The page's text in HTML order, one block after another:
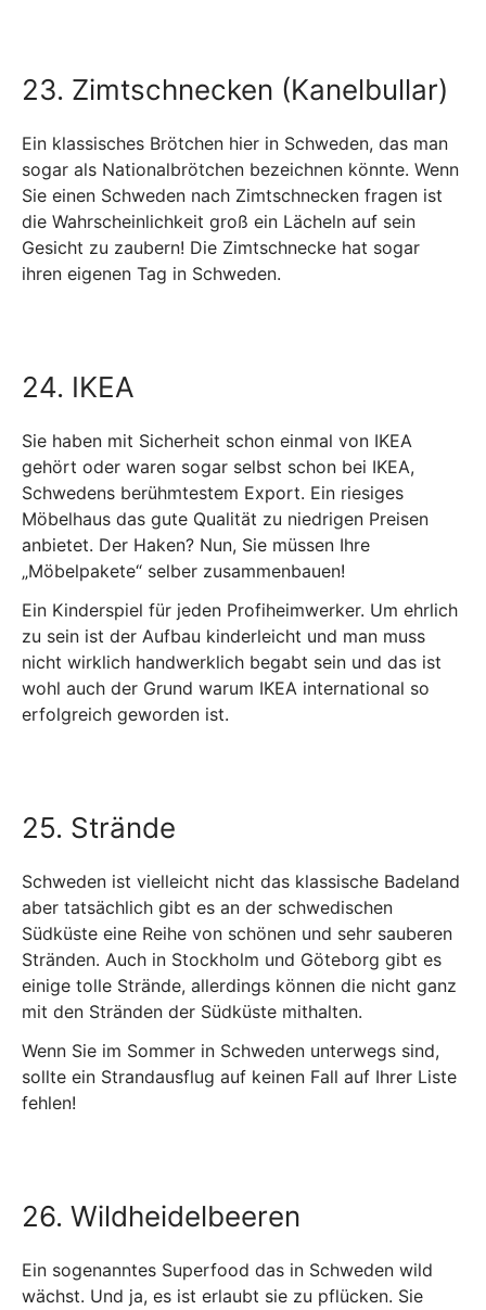
23. Zimtschnecken (Kanelbullar)
Ein klassisches Brötchen hier in Schweden, das man
sogar als Nationalbrötchen bezeichnen könnte. Wenn
Sie einen Schweden nach Zimtschnecken fragen ist
die Wahrscheinlichkeit groß ein Lächeln auf sein
Gesicht zu zaubern! Die Zimtschnecke hat sogar
ihren eigenen Tag in Schweden.
24. IKEA
Sie haben mit Sicherheit schon einmal von IKEA
gehört oder waren sogar selbst schon bei IKEA,
Schwedens berühmtestem Export. Ein riesiges
Möbelhaus das gute Qualität zu niedrigen Preisen
anbietet. Der Haken? Nun, Sie müssen Ihre
„Möbelpakete“ selber zusammenbauen!
Ein Kinderspiel für jeden Profiheimwerker. Um ehrlich
zu sein ist der Aufbau kinderleicht und man muss
nicht wirklich handwerklich begabt sein und das ist
wohl auch der Grund warum IKEA international so
erfolgreich geworden ist.
25. Strände
Schweden ist vielleicht nicht das klassische Badeland
aber tatsächlich gibt es an der schwedischen
Südküste eine Reihe von schönen und sehr sauberen
Stränden. Auch in Stockholm und Göteborg gibt es
einige tolle Strände, allerdings können die nicht ganz
mit den Stränden der Südküste mithalten.
Wenn Sie im Sommer in Schweden unterwegs sind,
sollte ein Strandausflug auf keinen Fall auf Ihrer Liste
fehlen!
26. Wildheidelbeeren
Ein sogenanntes Superfood das in Schweden wild
wächst. Und ja, es ist erlaubt sie zu pflücken. Sie